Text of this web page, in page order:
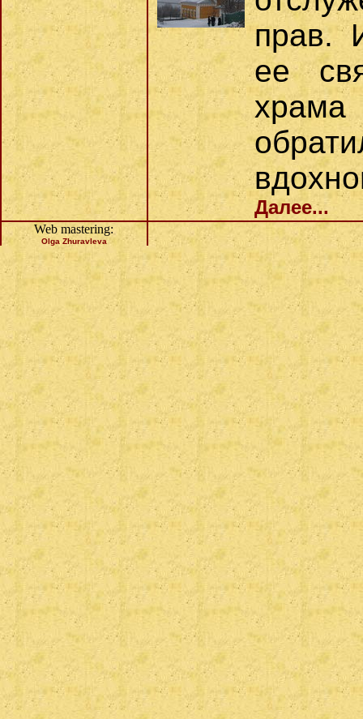
прав.
ее
храма
Далее...
Web mastering:
Olga Zhuravleva